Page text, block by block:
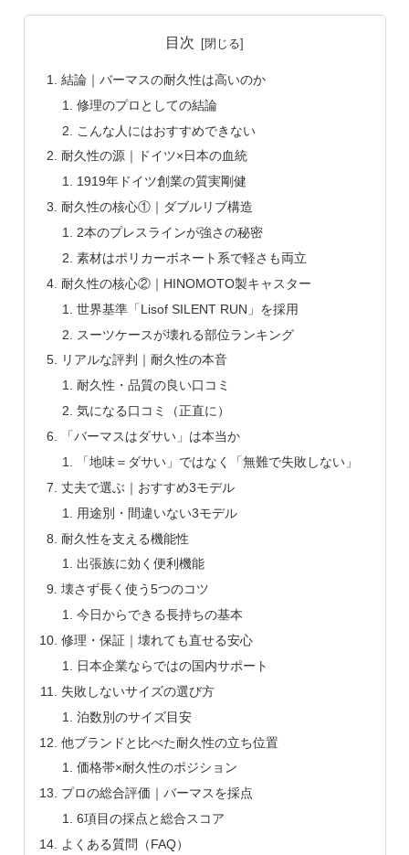
目次
結論｜バーマスの耐久性は高いのか
修理のプロとしての結論
こんな人にはおすすめできない
耐久性の源｜ドイツ×日本の血統
1919年ドイツ創業の質実剛健
耐久性の核心①｜ダブルリブ構造
2本のプレスラインが強さの秘密
素材はポリカーボネート系で軽さも両立
耐久性の核心②｜HINOMOTO製キャスター
世界基準「Lisof SILENT RUN」を採用
スーツケースが壊れる部位ランキング
リアルな評判｜耐久性の本音
耐久性・品質の良い口コミ
気になる口コミ（正直に）
「バーマスはダサい」は本当か
「地味＝ダサい」ではなく「無難で失敗しない」
丈夫で選ぶ｜おすすめ3モデル
用途別・間違いない3モデル
耐久性を支える機能性
出張族に効く便利機能
壊さず長く使う5つのコツ
今日からできる長持ちの基本
修理・保証｜壊れても直せる安心
日本企業ならではの国内サポート
失敗しないサイズの選び方
泊数別のサイズ目安
他ブランドと比べた耐久性の立ち位置
価格帯×耐久性のポジション
プロの総合評価｜バーマスを採点
6項目の採点と総合スコア
よくある質問（FAQ）